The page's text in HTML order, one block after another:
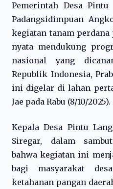
Pemerintah Desa Pintu
Padangsidimpuan
kegiatan tanam
nyata mendukung
nasional yang
Republik Indonesia,
ini digelar di lahan
Jae pada Rabu (8/10/2025).
Kepala Desa Pintu
Siregar, dalam
bahwa kegiatan ini
bagi masyarakat
ketahanan pangan